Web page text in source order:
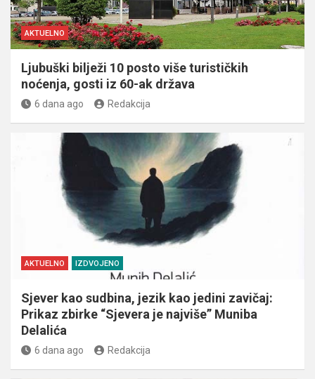
AKTUELNO
Ljubuški bilježi 10 posto više turističkih
noćenja, gosti iz 60-ak država
6 dana ago Redakcija
AKTUELNO IZDVOJENO
Sjever kao sudbina, jezik kao jedini zavičaj:
Prikaz zbirke “Sjevera je najviše” Muniba
Delalića
6 dana ago Redakcija